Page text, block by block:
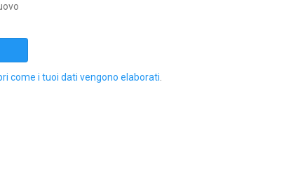
come i tuoi dati vengono elaborati